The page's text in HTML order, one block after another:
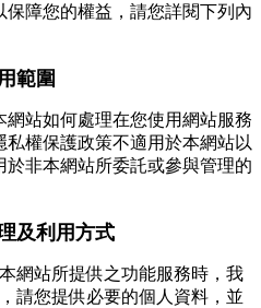
障您的權益，請您詳閱下列內
範圍
站如何處理在您使用網站服務
權保護政策不適用於本網站以
非本網站所委託或參與管理的
及利用方式
網站所提供之功能服務時，我
請您提供必要的個人資料，並